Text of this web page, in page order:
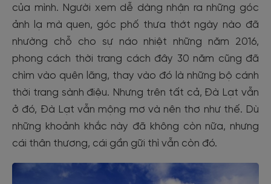
của mình. Người xem dễ dàng nhận ra những góc
ảnh lạ mà quen, góc phố thưa thớt ngày nào đã
nhường chỗ cho sự náo nhiệt những năm 2016,
phong cách thời trang cách đây 30 năm cũng đã
chìm vào quên lãng, thay vào đó là những bộ cánh
thời trang sành điệu. Nhưng trên tất cả, Đà Lạt vẫn
ở đó, Đà Lạt vẫn mộng mơ và nên thơ như thế. Dù
những khoảnh khắc này đã không còn nữa, nhưng
cái thân thương, cái gần gữi thì vẫn còn đó.